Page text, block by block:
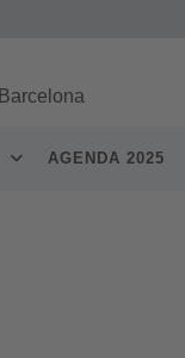
Barcelona
AGENDA 2025